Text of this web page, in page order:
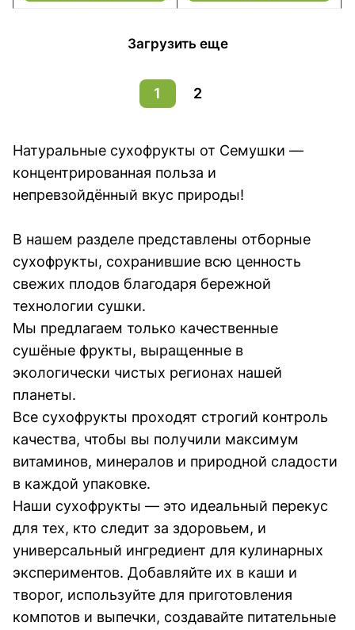
Загрузить еще
1 2
Натуральные сухофрукты от Семушки —
концентрированная польза и
непревзойдённый вкус природы!
В нашем разделе представлены отборные
сухофрукты, сохранившие всю ценность
свежих плодов благодаря бережной
технологии сушки.
Мы предлагаем только качественные
сушёные фрукты, выращенные в
экологически чистых регионах нашей
планеты.
Все сухофрукты проходят строгий контроль
качества, чтобы вы получили максимум
витаминов, минералов и природной сладости
в каждой упаковке.
Наши сухофрукты — это идеальный перекус
для тех, кто следит за здоровьем, и
универсальный ингредиент для кулинарных
экспериментов. Добавляйте их в каши и
творог, используйте для приготовления
компотов и выпечки, создавайте питательные